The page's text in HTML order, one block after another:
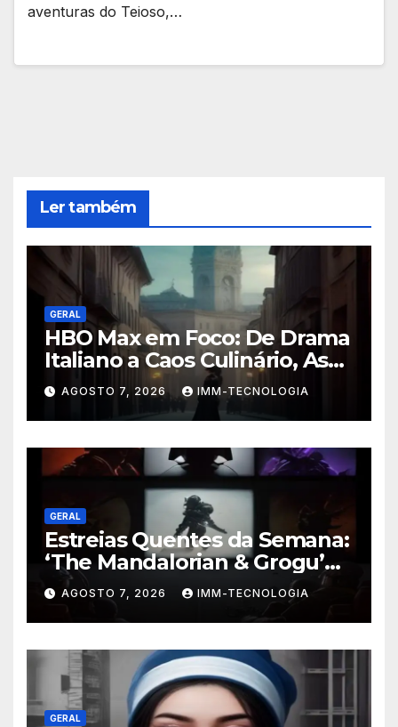
aventuras do Teioso,…
Ler também
GERAL
HBO Max em Foco: De Drama
Italiano a Caos Culinário, As
Novidades Imperdíveis da
Semana (16 a 22 de Fevereiro)
AGOSTO 7, 2026 IMM-TECNOLOGIA
GERAL
Estreias Quentes da Semana:
‘The Mandalorian & Grogu’
Anunciado e Outros
Lançamentos Imperdíveis!
AGOSTO 7, 2026 IMM-TECNOLOGIA
GERAL